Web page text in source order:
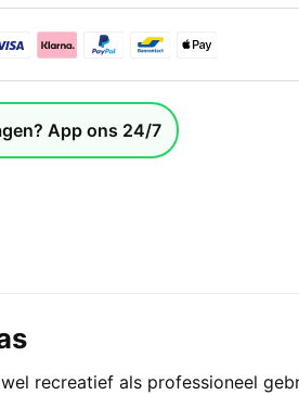
App ons 24/7
recreatief als professioneel